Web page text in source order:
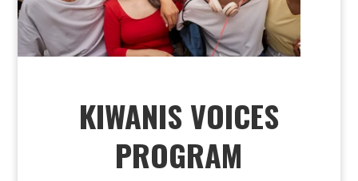
KIWANIS VOICES
PROGRAM